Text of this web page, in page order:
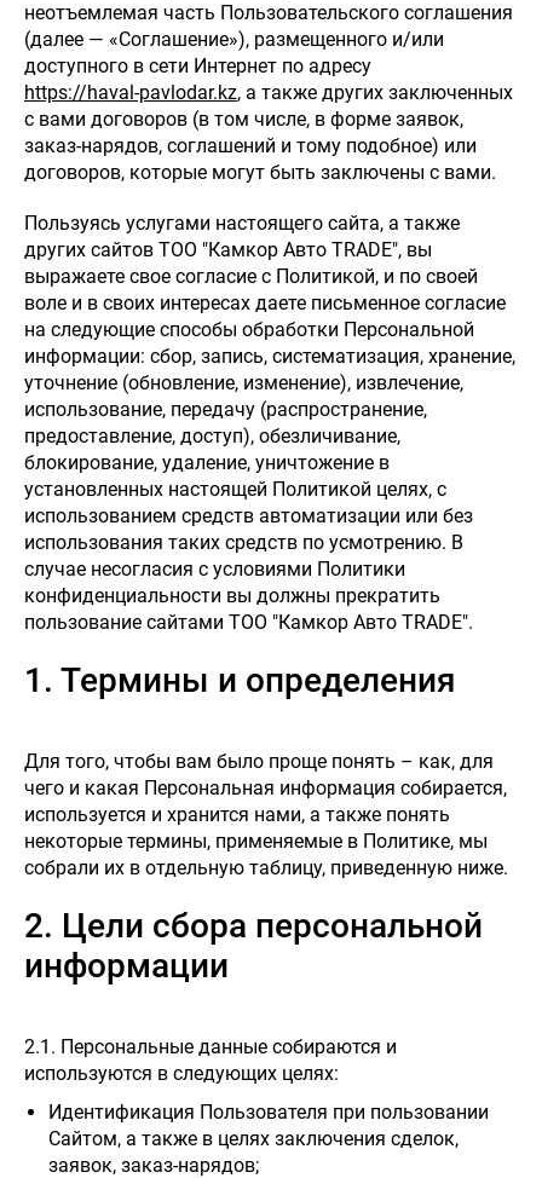
неотъемлемая часть Пользовательского соглашения
(далее — «Соглашение»), размещенного и/или
доступного в сети Интернет по адресу
https://haval-pavlodar.kz, а также других заключенных
с вами договоров (в том числе, в форме заявок,
заказ-нарядов, соглашений и тому подобное) или
договоров, которые могут быть заключены с вами.
Пользуясь услугами настоящего сайта, а также
других сайтов ТОО "Камкор Авто TRADE", вы
выражаете свое согласие с Политикой, и по своей
воле и в своих интересах даете письменное согласие
на следующие способы обработки Персональной
информации: сбор, запись, систематизация, хранение,
уточнение (обновление, изменение), извлечение,
использование, передачу (распространение,
предоставление, доступ), обезличивание,
блокирование, удаление, уничтожение в
установленных настоящей Политикой целях, с
использованием средств автоматизации или без
использования таких средств по усмотрению. В
случае несогласия с условиями Политики
конфиденциальности вы должны прекратить
пользование сайтами ТОО "Камкор Авто TRADE".
1. Термины и определения
Для того, чтобы вам было проще понять – как, для
чего и какая Персональная информация собирается,
используется и хранится нами, а также понять
некоторые термины, применяемые в Политике, мы
собрали их в отдельную таблицу, приведенную ниже.
2. Цели сбора персональной
информации
2.1. Персональные данные собираются и
используются в следующих целях:
Идентификация Пользователя при пользовании
Сайтом, а также в целях заключения сделок,
заявок, заказ-нарядов;